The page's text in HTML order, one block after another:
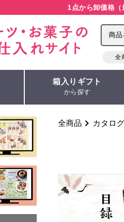
1点から卸価格
全
箱入りギフト
から探す
全商品 カタロ